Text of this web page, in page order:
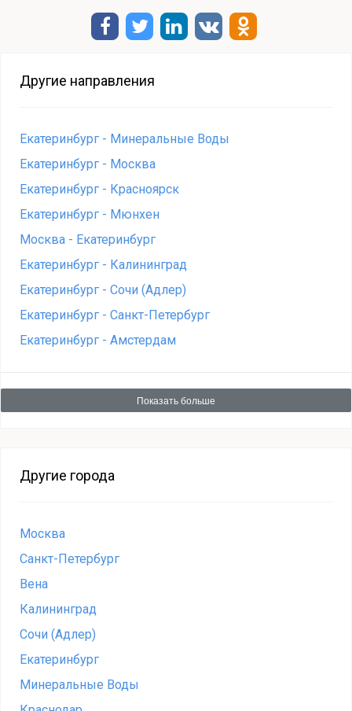
Другие направления
Екатеринбург - Минеральные Воды
Екатеринбург - Москва
Екатеринбург - Красноярск
Екатеринбург - Мюнхен
Москва - Екатеринбург
Екатеринбург - Калининград
Екатеринбург - Сочи (Адлер)
Екатеринбург - Санкт-Петербург
Екатеринбург - Амстердам
Показать больше
Другие города
Москва
Санкт-Петербург
Вена
Калининград
Сочи (Адлер)
Екатеринбург
Минеральные Воды